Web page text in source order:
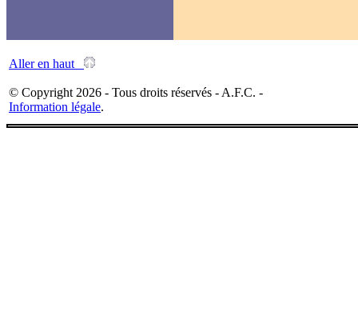
Aller en haut
© Copyright 2026 - Tous droits réservés - A.F.C. -
Information légale.